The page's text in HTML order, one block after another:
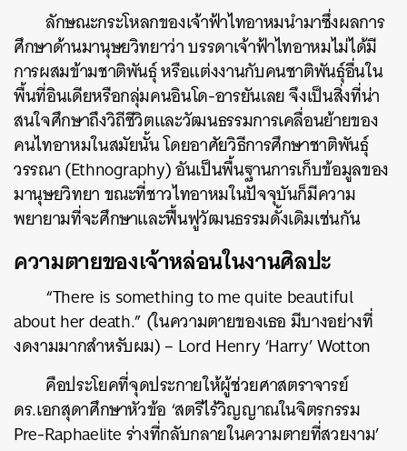
ลักษณะกระโหลกของเจ้าฟ้าไทอาหมนำมาซึ่งผลการ
ศึกษาด้านมานุษยวิทยาว่า บรรดาเจ้าฟ้าไทอาหมไม่ได้มี
การผสมข้ามชาติพันธุ์ หรือแต่งงานกับคนชาติพันธุ์อื่นใน
พื้นที่อินเดียหรือกลุ่มคนอินโด-อารยันเลย จึงเป็นสิ่งที่น่า
สนใจศึกษาถึงวิถีชีวิตและวัฒนธรรมการเคลื่อนย้ายของ
คนไทอาหมในสมัยนั้น โดยอาศัยวิธีการศึกษาชาติพันธุ์
วรรณา (Ethnography) อันเป็นพื้นฐานการเก็บข้อมูลของ
มานุษยวิทยา ขณะที่ชาวไทอาหมในปัจจุบันก็มีความ
พยายามที่จะศึกษาและฟื้นฟูวัฒนธรรมดั้งเดิมเช่นกัน
ความตายของเจ้าหล่อนในงานศิลปะ
“There is something to me quite beautiful
about her death.” (ในความตายของเธอ มีบางอย่างที่
งดงามมากสำหรับผม) – Lord Henry ‘Harry’ Wotton
คือประโยคที่จุดประกายให้ผู้ช่วยศาสตราจารย์
ดร.เอกสุดาศึกษาหัวข้อ ‘สตรีไร้วิญญาณในจิตรกรรม
Pre-Raphaelite ร่างที่กลับกลายในความตายที่สวยงาม’
ค้นหา
SHARE TWEET LINE EMAIL